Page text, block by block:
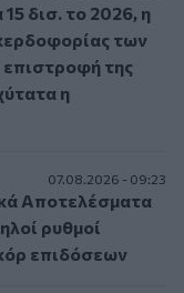
δισ. το 2026, η
των
της
η
07.08.2026 - 09:23
Αποτελέσματα
ρυθμοί
επιδόσεων